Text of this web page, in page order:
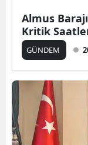
Almus
Kritik
GÜNDEM